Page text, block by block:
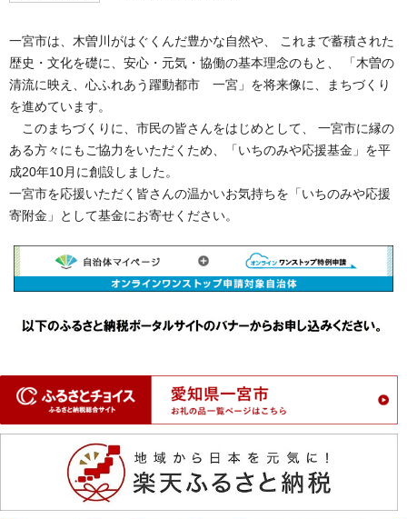
一宮市は、木曽川がはぐくんだ豊かな自然や、 これまで蓄積された
歴史・文化を礎に、安心・元気・協働の基本理念のもと、 「木曽の
清流に映え、心ふれあう躍動都市 一宮」を将来像に、まちづくり
を進めています。
このまちづくりに、市民の皆さんをはじめとして、 一宮市に縁の
ある方々にもご協力をいただくため、「いちのみや応援基金」を平
成20年10月に創設しました。
一宮市を応援いただく皆さんの温かいお気持ちを「いちのみや応援
寄附金」として基金にお寄せください。